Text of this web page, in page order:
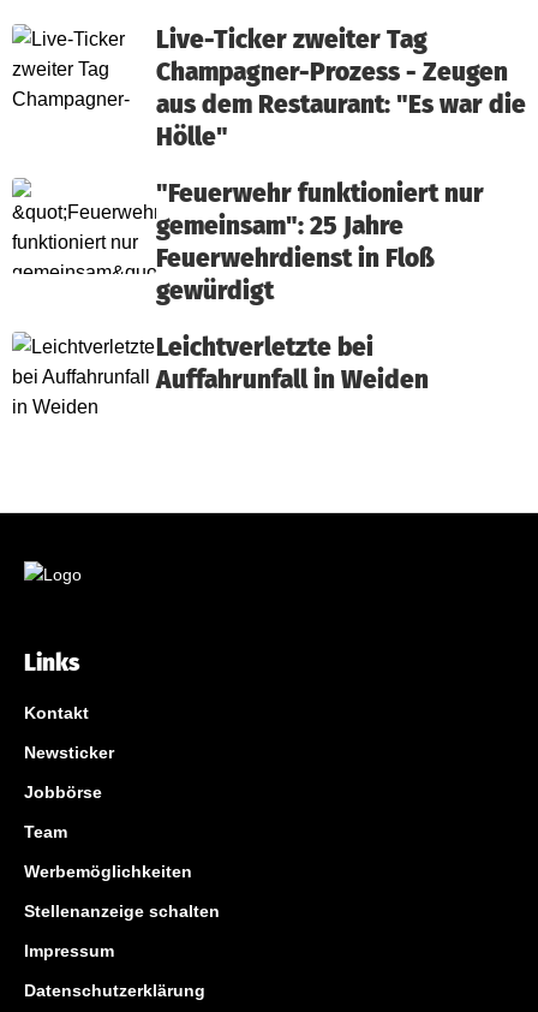
Live-Ticker zweiter Tag
Champagner-Prozess - Zeugen
aus dem Restaurant: "Es war die
Hölle"
"Feuerwehr funktioniert nur
gemeinsam": 25 Jahre
Feuerwehrdienst in Floß
gewürdigt
Leichtverletzte bei
Auffahrunfall in Weiden
Links
Kontakt
Newsticker
Jobbörse
Team
Werbemöglichkeiten
Stellenanzeige schalten
Impressum
Datenschutzerklärung